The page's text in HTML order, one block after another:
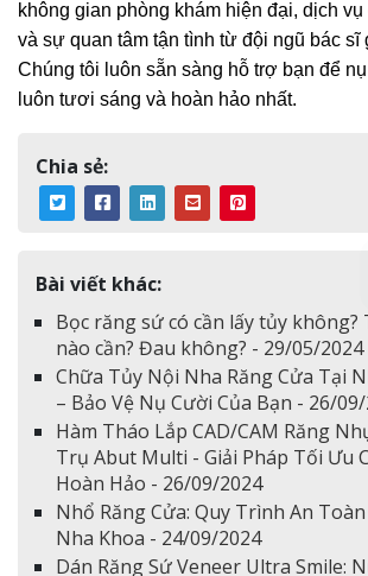
không gian phòng khám hiện đại, dịch
và sự quan tâm tận tình từ đội ngũ bác sĩ
Chúng tôi luôn sẵn sàng hỗ trợ bạn để
luôn tươi sáng và hoàn hảo nhất.
Chia sẻ:
Bài viết khác:
Bọc răng sứ có cần lấy tủy
nào cần? Đau không? - 29/05/2024
Chữa Tủy Nội Nha Răng Cửa Tại
– Bảo Vệ Nụ Cười Của Bạn - 26/
Hàm Tháo Lắp CAD/CAM Răng
Trụ Abut Multi - Giải Pháp Tối Ưu
Hoàn Hảo - 26/09/2024
Nhổ Răng Cửa: Quy Trình An
Nha Khoa - 24/09/2024
Dán Răng Sứ Veneer Ultra Smile: